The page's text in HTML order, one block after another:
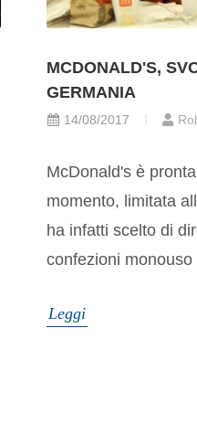
MCDONALD'S,
GERMANIA
14/08/2017
McDonald's è
momento, limitata
ha infatti scelto di
confezioni
Leggi